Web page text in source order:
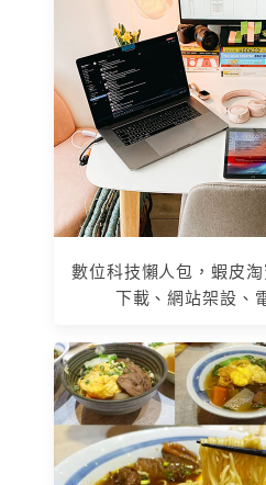
數位科技懶人包，蝦皮
下載、網站架設、